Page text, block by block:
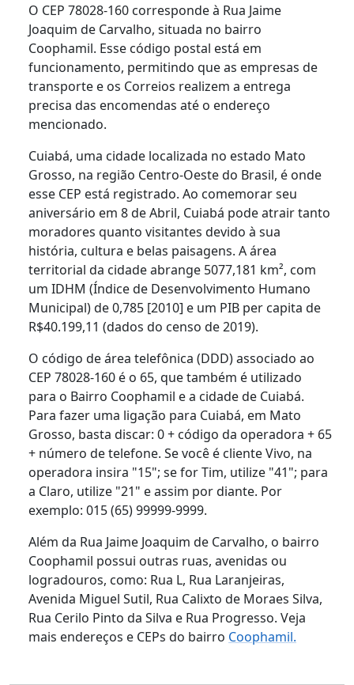
O CEP 78028-160 corresponde à Rua Jaime
Joaquim de Carvalho, situada no bairro
Coophamil. Esse código postal está em
funcionamento, permitindo que as empresas de
transporte e os Correios realizem a entrega
precisa das encomendas até o endereço
mencionado.
Cuiabá, uma cidade localizada no estado Mato
Grosso, na região Centro-Oeste do Brasil, é onde
esse CEP está registrado. Ao comemorar seu
aniversário em 8 de Abril, Cuiabá pode atrair tanto
moradores quanto visitantes devido à sua
história, cultura e belas paisagens. A área
territorial da cidade abrange 5077,181 km², com
um IDHM (Índice de Desenvolvimento Humano
Municipal) de 0,785 [2010] e um PIB per capita de
R$40.199,11 (dados do censo de 2019).
O código de área telefônica (DDD) associado ao
CEP 78028-160 é o 65, que também é utilizado
para o Bairro Coophamil e a cidade de Cuiabá.
Para fazer uma ligação para Cuiabá, em Mato
Grosso, basta discar: 0 + código da operadora + 65
+ número de telefone. Se você é cliente Vivo, na
operadora insira "15"; se for Tim, utilize "41"; para
a Claro, utilize "21" e assim por diante. Por
exemplo: 015 (65) 99999-9999.
Além da Rua Jaime Joaquim de Carvalho, o bairro
Coophamil possui outras ruas, avenidas ou
logradouros, como: Rua L, Rua Laranjeiras,
Avenida Miguel Sutil, Rua Calixto de Moraes Silva,
Rua Cerilo Pinto da Silva e Rua Progresso. Veja
mais endereços e CEPs do bairro Coophamil.